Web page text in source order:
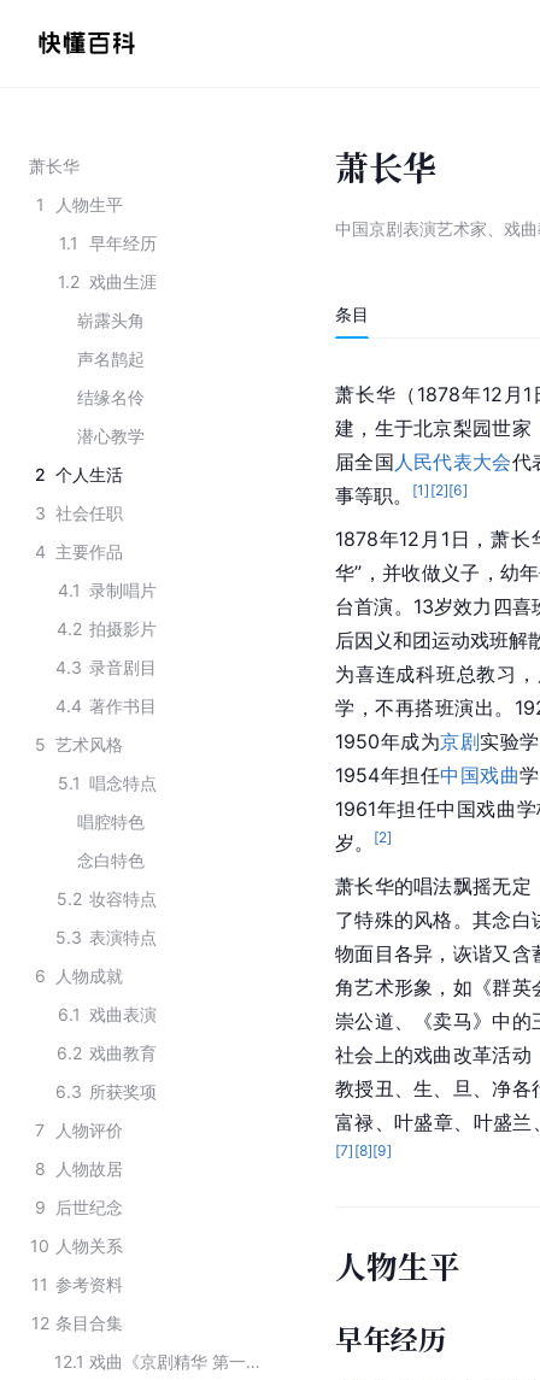
萧长华
1
人物生平
1.1
早年经历
1.2 戏曲生涯
崭露头角
声名鹊起
结缘名伶
潜心教学
2 个人生活
3 社会任职
4 主要作品
4.1 录制唱片
4.2 拍摄影片
4.3 录音剧目
4.4 著作书目
5 艺术风格
5.1 唱念特点
唱腔特色
念白特色
5.2 妆容特点
5.3 表演特点
6
人物成就
6.1 戏曲表演
6.2 戏曲教育
6.3 所获奖项
7
人物评价
8
人物故居
9
后世纪念
10 人物关系
11 参考资料
12 条目合集
12.1
戏曲《京剧精华 第一辑》主要演职员
萧长华
中国京剧表演艺术家、戏
条目
萧长华（1878年12月
建，生于北京梨园世家
届全国 人民代表大会代
事等职。
[1] [2][6]
1878年12月1日，萧
华”，并收做义子，幼
台首演。13岁效力四
后因义和团运动戏班解
为喜连成科班总教习
学，不再搭班演出。
1950年成为京剧实验
1954年担任中国戏曲
1961年担任中国戏曲
岁。
[2]
萧长华的唱法飘摇无定
了特殊的风格。其念
物面目各异，诙谐又含
角艺术形象，如《群英
崇公道、《卖马》中
社会上的戏曲改革活动
教授丑、生、旦、净
富禄 、叶盛章 叶盛兰
[7] [8][9]
人物生平
早年经历